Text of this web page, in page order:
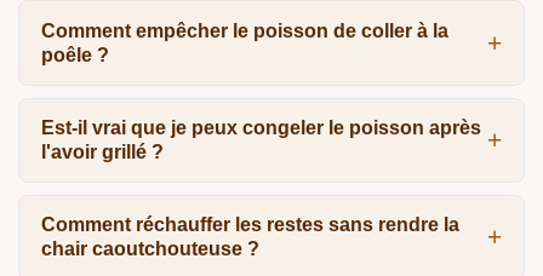
Comment empêcher le poisson de coller à la
poêle ?
Est-il vrai que je peux congeler le poisson après
l'avoir grillé ?
Comment réchauffer les restes sans rendre la
chair caoutchouteuse ?